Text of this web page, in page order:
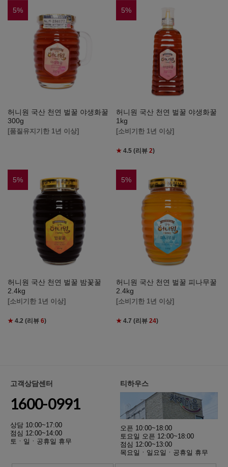
5%
허니원 국산 천연 벌꿀 야생화꿀
300g
[품질유지기한 1년 이상]
5%
허니원 국산 천연 벌꿀 야생화꿀
1kg
[소비기한 1년 이상]
★ 4.5 (리뷰2)
5%
허니원 국산 천연 벌꿀 밤꽃꿀
2.4kg
[소비기한 1년 이상]
★ 4.2 (리뷰 6)
5%
허니원 국산 천연 벌꿀 피나무꿀
2.4kg
[소비기한 1년 이상]
★ 4.7 (리뷰24)
고객상담센터
1600-0991
상담 10:00~17:00
점심 12:00~14:00
토ㆍ일ㆍ공휴일 휴무
티하우스
오픈 10:00~18:00
토요일 오픈 12:00~18:00
점심 12:00~13:00
목요일ㆍ일요일ㆍ공휴일 휴무